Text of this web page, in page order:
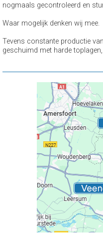
nogmaals gecontroleerd en
Waar mogelijk denken wij mee.
Tevens constante productie
geschuimd met harde toplagen,